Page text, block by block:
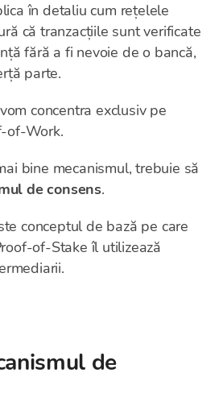
în detaliu cum rețelele
că tranzacțiile sunt verificate
fără a fi nevoie de o bancă,
parte.
concentra exclusiv pe
of-Work.
bine mecanismul, trebuie să
de consens.
conceptul de bază pe care
of-Stake îl utilizează
de